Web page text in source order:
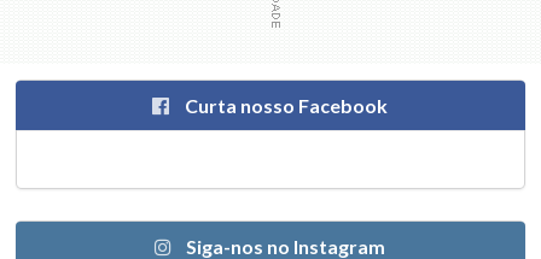
Curta nosso Facebook
Siga-nos no Instagram